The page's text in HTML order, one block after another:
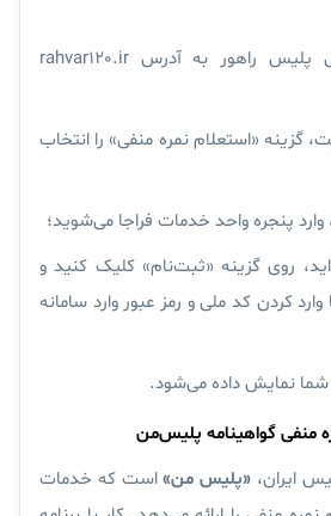
وارد سایت رسمی پلیس راهور به آدرس rahvar120.ir
گزینه «استعلام نمره منفی» را انتخاب
پنجره واحد خدمات فراجا می‌شوید؛
روی گزینه «ثبت‌نام» کلیک کنید و
کردن کد ملی و رمز عبور وارد سامانه
شما نمایش داده می‌شود.
ایران، «پلیس من»است که خدمات